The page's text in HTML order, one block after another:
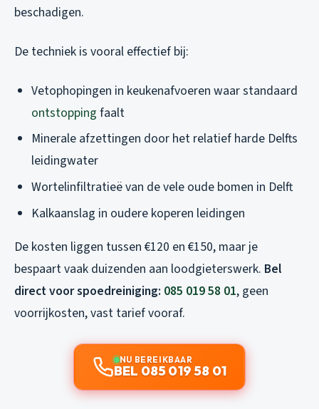
beschadigen.
De techniek is vooral effectief bij:
Vetophopingen in keukenafvoeren waar standaard
ontstopping faalt
Minerale afzettingen door het relatief harde Delfts
leidingwater
Wortelinfiltratieë van de vele oude bomen in Delft
Kalkaanslag in oudere koperen leidingen
De kosten liggen tussen €120 en €150, maar je
bespaart vaak duizenden aan loodgieterswerk. Bel
direct voor spoedreiniging: 085 019 58 01, geen
voorrijkosten, vast tarief vooraf.
NU BEREIKBAAR
BEL 085 019 58 01